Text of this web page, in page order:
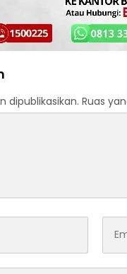
dipublikasikan. Ruas